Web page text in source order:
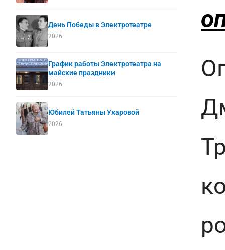
День Победы в Электротеатре
2026
График работы Электротеатра на
майские праздники
2026
Юбилей Татьяны Ухаровой
2026